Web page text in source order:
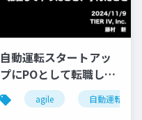
自動運転
自動運転スタートアッ
プにPOとして転職して
やったこと、学んだこ
と
agile 自動運転